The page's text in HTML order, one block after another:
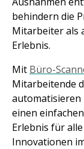
behindern die
Mitarbeiter als
Erlebnis.
Mit Büro-
Mitarbeitende
automatisieren
einen
Erlebnis für
Innovationen